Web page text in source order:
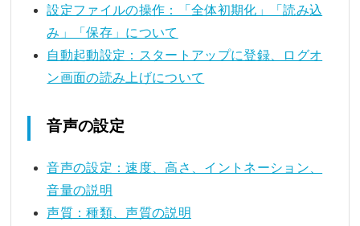
設定ファイルの操作：「全体初期化」「読み込
み」「保存」について
自動起動設定：スタートアップに登録、ログオ
ン画面の読み上げについて
音声の設定
音声の設定：速度、高さ、イントネーション、
音量の説明
声質：種類、声質の説明